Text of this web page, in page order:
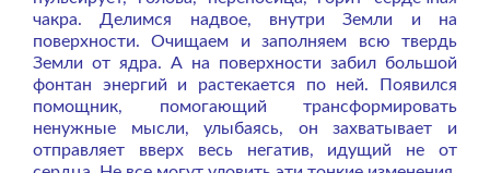
чакра. Делимся надвое, внутри Земли и на
поверхности. Очищаем и заполняем всю твердь
Земли от ядра. А на поверхности забил большой
фонтан энергий и растекается по ней. Появился
помощник, помогающий трансформировать
ненужные мысли, улыбаясь, он захватывает и
отправляет вверх весь негатив, идущий не от